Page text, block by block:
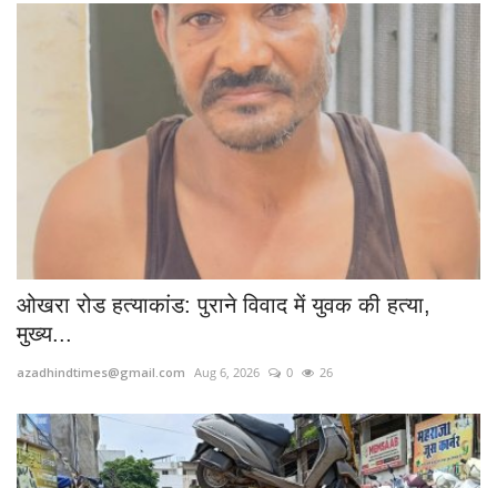
ओखरा रोड हत्याकांड: पुराने विवाद में युवक की हत्या,
मुख्य...
azadhindtimes@gmail.com Aug 6, 2026 0 26